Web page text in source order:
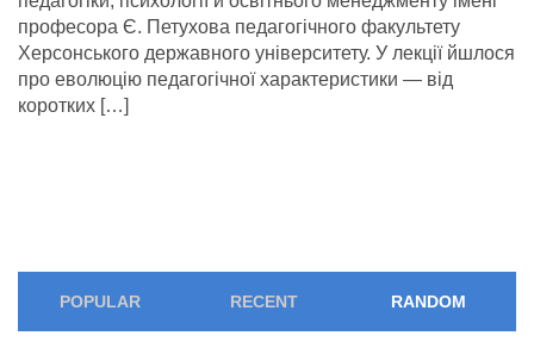
професора Є. Петухова педагогічного факультету
Херсонського державного університету. У лекції йшлося
про еволюцію педагогічної характеристики — від
коротких […]
POPULAR RECENT RANDOM